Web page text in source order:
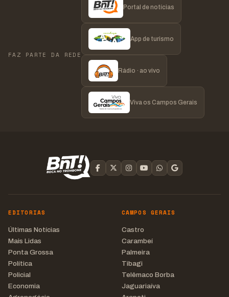
FAZ PARTE DA REDE
Portal de notícias
App de turismo
Rádio · ao vivo
Viva os Campos Gerais
EDITORIAS
Últimas Notícias
Mais Lidas
Ponta Grossa
Política
Policial
Economia
CAMPOS GERAIS
Castro
Carambeí
Palmeira
Tibagi
Telêmaco Borba
Jaguariaíva